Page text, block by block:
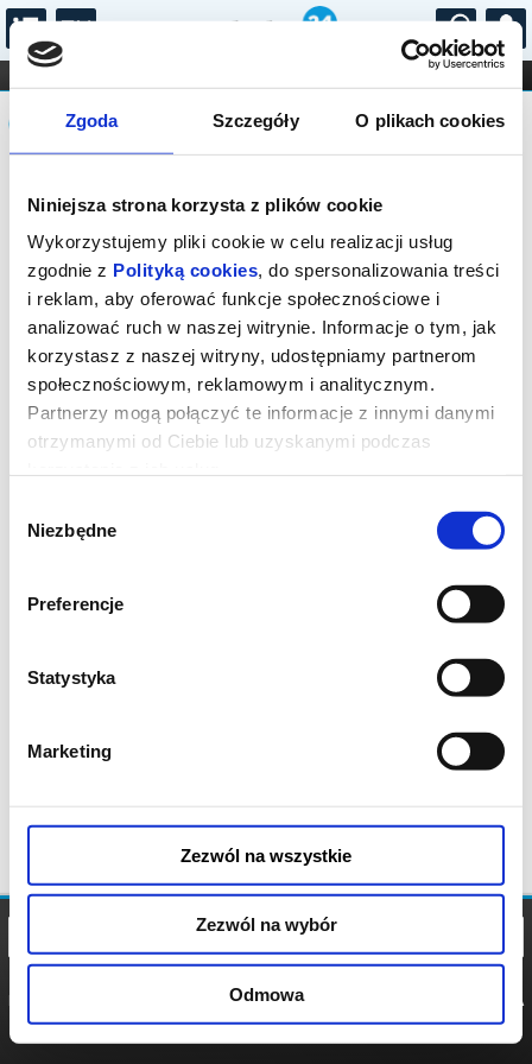
Zgoda Szczegóły O plikach cookies
Niniejsza strona korzysta z plików cookie
Wykorzystujemy pliki cookie w celu realizacji usług
zgodnie z Polityką cookies, do spersonalizowania treści
i reklam, aby oferować funkcje społecznościowe i
analizować ruch w naszej witrynie. Informacje o tym, jak
korzystasz z naszej witryny, udostępniamy partnerom
społecznościowym, reklamowym i analitycznym.
Partnerzy mogą połączyć te informacje z innymi danymi
otrzymanymi od Ciebie lub uzyskanymi podczas
zgody
Niezbędne
Preferencje
Statystyka
Marketing
Zezwól na wszystkie
Zezwól na wybór
Odmowa
...
FILHARMONIA OPERA I BALET
STAND-UP
DLA DZIECI
Komunikat
Sprzedaż biletów on-line na wydarzenie
została zakończona.
POLITYKA
POLITYKA